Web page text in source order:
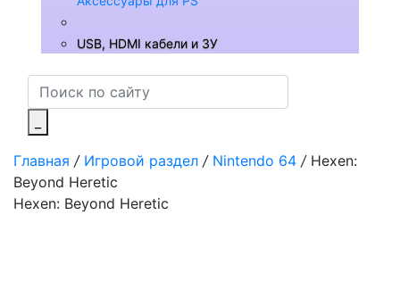
USB, HDMI кабели и ЗУ
Главная / Игровой раздел / Nintendo 64 / Hexen:
Beyond Heretic
Hexen: Beyond Heretic